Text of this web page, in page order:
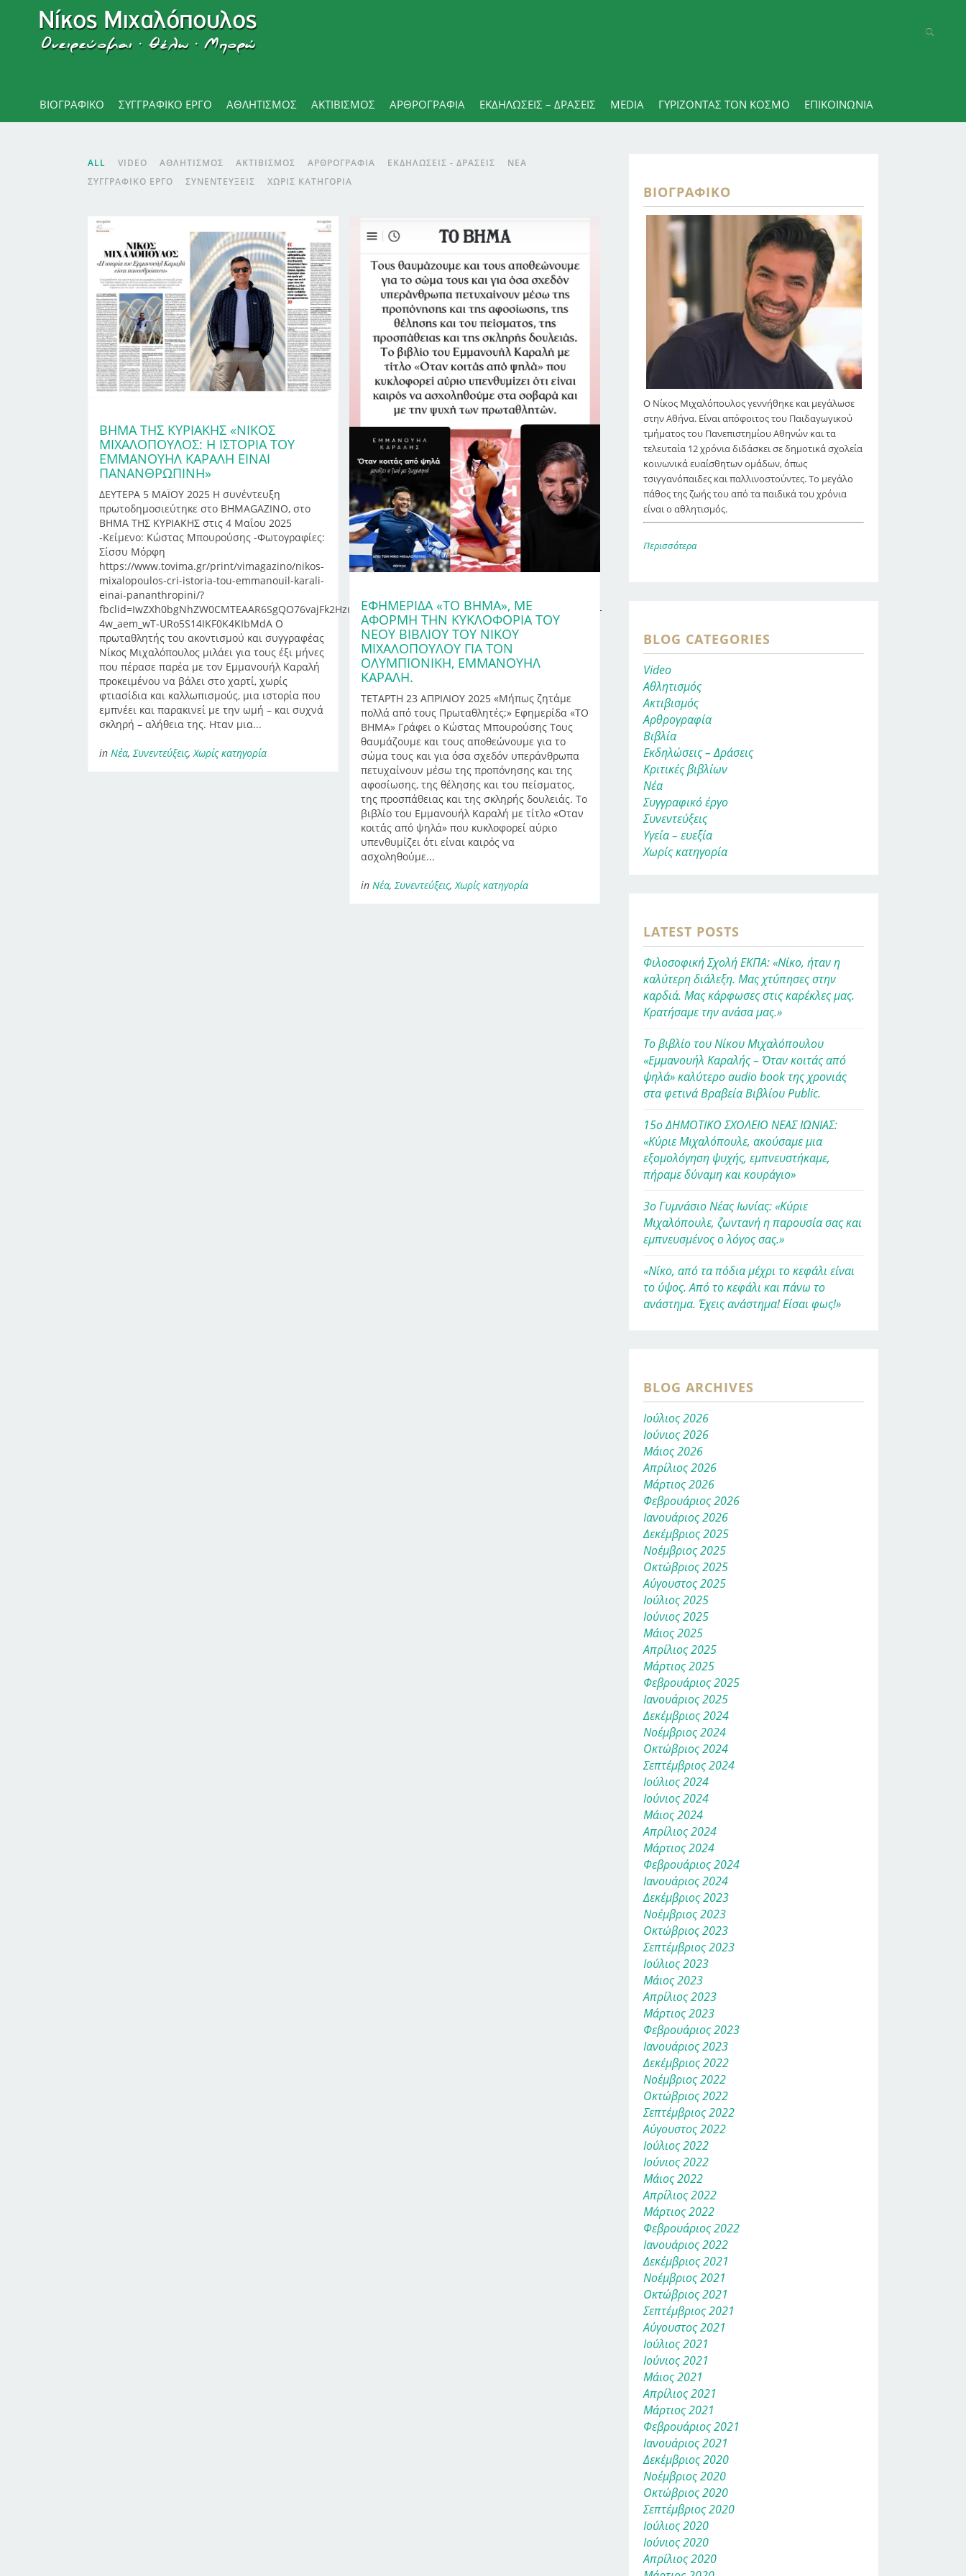
ΒΙΟΓΡΑΦΙΚΌ ΣΥΓΓΡΑΦΙΚΟ ΕΡΓΟ ΑΘΛΗΤΙΣΜΌΣ ΑΚΤΙΒΙΣΜΟΣ ΑΡΘΡΟΓΡΑΦΊΑ ΕΚΔΗΛΏΣΕΙΣ – ΔΡΆΣΕΙΣ MEDIA ΓΥΡΊΖΟΝΤΑΣ ΤΟΝ ΚΌΣΜΟ ΕΠΙΚΟΙΝΩΝΊΑ
ALL VIDEO ΑΘΛΗΤΙΣΜΌΣ ΑΚΤΙΒΙΣΜΌΣ ΑΡΘΡΟΓΡΑΦΊΑ ΕΚΔΗΛΏΣΕΙΣ - ΔΡΆΣΕΙΣ
ΝΈΑ
ΣΥΓΓΡΑΦΙΚΌ ΈΡΓΟ
ΣΥΝΕΝΤΕΎΞΕΙΣ ΧΩΡΊΣ ΚΑΤΗΓΟΡΊΑ
ΒΗΜΑ ΤΗΣ ΚΥΡΙΑΚΗΣ «ΝΊΚΟΣ
ΜΙΧΑΛΌΠΟΥΛΟΣ: Η ΙΣΤΟΡΊΑ ΤΟΥ
ΕΜΜΑΝΟΥΉΛ ΚΑΡΑΛΉ ΕΊΝΑΙ
ΠΑΝΑΝΘΡΏΠΙΝΗ»
ΔΕΥΤΕΡΑ 5 ΜΑΪΟΥ 2025 Η συνέντευξη
πρωτοδημοσιεύτηκε στο ΒΗΜΑGAZINO, στο
ΒΗΜΑ ΤΗΣ ΚΥΡΙΑΚΗΣ στις 4 Μαΐου 2025
-Κείμενο: Κώστας Μπουρούσης -Φωτογραφίες:
Σίσσυ Μόρφη
https://www.tovima.gr/print/vimagazino/nikos-
mixalopoulos-cri-istoria-tou-emmanouil-karali-
einai-pananthropini/?
fbclid=IwZXh0bgNhZW0CMTEAAR6SgQO76vajFk2HzutDPy5qKmjfMKADkpPEMScYo1iGhZWYpbfuXRgbqis-
4w_aem_wT-URo5S14IKF0K4KIbMdA Ο
πρωταθλητής του ακοντισμού και συγγραφέας
Νίκος Μιχαλόπουλος μιλάει για τους έξι μήνες
που πέρασε παρέα με τον Εμμανουήλ Καραλή
προκειμένου να βάλει στο χαρτί, χωρίς
φτιασίδια και καλλωπισμούς, μια ιστορία που
εμπνέει και παρακινεί με την ωμή – και συχνά
σκληρή – αλήθεια της. Ηταν μια...
in Νέα,Συνεντεύξεις,Χωρίς κατηγορία
ΕΦΗΜΕΡΊΔΑ «ΤΟ ΒΗΜΑ», ΜΕ
ΑΦΟΡΜΉ ΤΗΝ ΚΥΚΛΟΦΟΡΊΑ ΤΟΥ
ΝΈΟΥ ΒΙΒΛΊΟΥ ΤΟΥ ΝΊΚΟΥ
ΜΙΧΑΛΌΠΟΥΛΟΥ ΓΙΑ ΤΟΝ
ΟΛΥΜΠΙΟΝΊΚΗ, ΕΜΜΑΝΟΥΉΛ
ΚΑΡΑΛΉ.
ΤΕΤΑΡΤΗ 23 ΑΠΡΙΛΙΟΥ 2025 «Μήπως ζητάμε
πολλά από τους Πρωταθλητές;» Εφημερίδα «ΤΟ
ΒΗΜΑ» Γράφει ο Κώστας Μπουρούσης Τους
θαυμάζουμε και τους αποθεώνουμε για το
σώμα τους και για όσα σχεδόν υπεράνθρωπα
πετυχαίνουν μέσω της προπόνησης και της
αφοσίωσης, της θέλησης και του πείσματος,
της προσπάθειας και της σκληρής δουλειάς. Το
βιβλίο του Εμμανουήλ Καραλή με τίτλο «Οταν
κοιτάς από ψηλά» που κυκλοφορεί αύριο
υπενθυμίζει ότι είναι καιρός να
ασχοληθούμε...
in Νέα,Συνεντεύξεις,Χωρίς κατηγορία
ΒΙΟΓΡΑΦΙΚΌ
Ο Νίκος Μιχαλόπουλος γεννήθηκε και μεγάλωσε
στην Αθήνα. Είναι απόφοιτος του Παιδαγωγικού
τμήματος του Πανεπιστημίου Αθηνών και τα
τελευταία 12 χρόνια διδάσκει σε δημοτικά σχολεία
κοινωνικά ευαίσθητων ομάδων, όπως
τσιγγανόπαιδες και παλλινοστούντες. Το μεγάλο
πάθος της ζωής του από τα παιδικά του χρόνια
είναι ο αθλητισμός.
Περισσότερα
BLOG CATEGORIES
Video
Αθλητισμός
Ακτιβισμός
Αρθρογραφία
Βιβλία
Εκδηλώσεις – Δράσεις
Κριτικές βιβλίων
Νέα
Συγγραφικό έργο
Συνεντεύξεις
Υγεία – ευεξία
Χωρίς κατηγορία
LATEST POSTS
Φιλοσοφική Σχολή ΕΚΠΑ: «Νίκο, ήταν η
καλύτερη διάλεξη. Μας χτύπησες στην
καρδιά. Μας κάρφωσες στις καρέκλες μας.
Κρατήσαμε την ανάσα μας.»
Το βιβλίο του Νίκου Μιχαλόπουλου
«Εμμανουήλ Καραλής – Όταν κοιτάς από
ψηλά» καλύτερο audio book της χρονιάς
στα φετινά Βραβεία Βιβλίου Public.
15ο ΔΗΜΟΤΙΚΟ ΣΧΟΛΕΙΟ ΝΕΑΣ ΙΩΝΙΑΣ:
«Κύριε Μιχαλόπουλε, ακούσαμε μια
εξομολόγηση ψυχής, εμπνευστήκαμε,
πήραμε δύναμη και κουράγιο»
3ο Γυμνάσιο Νέας Ιωνίας: «Κύριε
Μιχαλόπουλε, ζωντανή η παρουσία σας και
εμπνευσμένος ο λόγος σας.»
«Νίκο, από τα πόδια μέχρι το κεφάλι είναι
το ύψος. Από το κεφάλι και πάνω το
ανάστημα. Έχεις ανάστημα! Είσαι φως!»
BLOG ARCHIVES
Ιούλιος 2026
Ιούνιος 2026
Μάιος 2026
Απρίλιος 2026
Μάρτιος 2026
Φεβρουάριος 2026
Ιανουάριος 2026
Δεκέμβριος 2025
Νοέμβριος 2025
Οκτώβριος 2025
Αύγουστος 2025
Ιούλιος 2025
Ιούνιος 2025
Μάιος 2025
Απρίλιος 2025
Μάρτιος 2025
Φεβρουάριος 2025
Ιανουάριος 2025
Δεκέμβριος 2024
Νοέμβριος 2024
Οκτώβριος 2024
Σεπτέμβριος 2024
Ιούλιος 2024
Ιούνιος 2024
Μάιος 2024
Απρίλιος 2024
Μάρτιος 2024
Φεβρουάριος 2024
Ιανουάριος 2024
Δεκέμβριος 2023
Νοέμβριος 2023
Οκτώβριος 2023
Σεπτέμβριος 2023
Ιούλιος 2023
Μάιος 2023
Απρίλιος 2023
Μάρτιος 2023
Φεβρουάριος 2023
Ιανουάριος 2023
Δεκέμβριος 2022
Νοέμβριος 2022
Οκτώβριος 2022
Σεπτέμβριος 2022
Αύγουστος 2022
Ιούλιος 2022
Ιούνιος 2022
Μάιος 2022
Απρίλιος 2022
Μάρτιος 2022
Φεβρουάριος 2022
Ιανουάριος 2022
Δεκέμβριος 2021
Νοέμβριος 2021
Οκτώβριος 2021
Σεπτέμβριος 2021
Αύγουστος 2021
Ιούλιος 2021
Ιούνιος 2021
Μάιος 2021
Απρίλιος 2021
Μάρτιος 2021
Φεβρουάριος 2021
Ιανουάριος 2021
Δεκέμβριος 2020
Νοέμβριος 2020
Οκτώβριος 2020
Σεπτέμβριος 2020
Ιούλιος 2020
Ιούνιος 2020
Απρίλιος 2020